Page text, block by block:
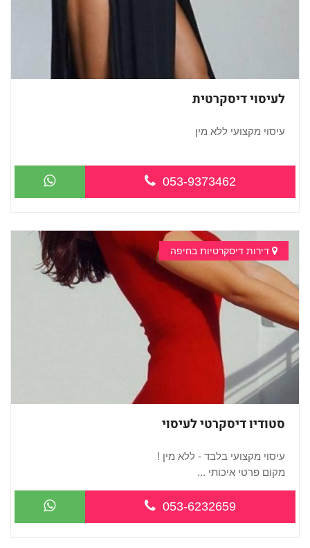
לעיסוי דיסקרטית
עיסוי מקצועי ללא מין
053-9373462
דירות דיסקרטיות בחיפה
סטודיו דיסקרטי לעיסוי
עיסוי מקצועי בלבד - ללא מין !
מקום פרטי איכותי ...
053-6232659